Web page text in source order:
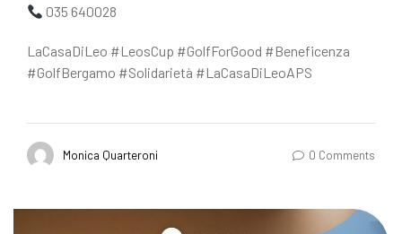
035 640028
LaCasaDiLeo #LeosCup #GolfForGood #Beneficenza
#GolfBergamo #Solidarietà #LaCasaDiLeoAPS
Monica Quarteroni 0 Comments